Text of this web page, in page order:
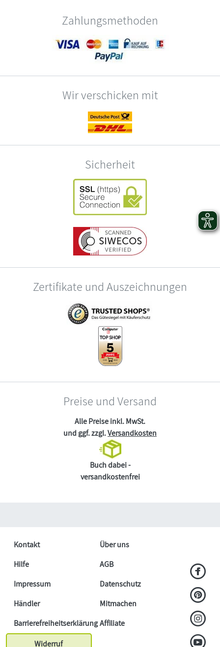
Zahlungsmethoden
Wir verschicken mit
Sicherheit
Zertifikate und Auszeichnungen
Preise und Versand
Alle Preise inkl. MwSt.
und ggf. zzgl.Versandkosten
Buch dabei -
versandkostenfrei
Kontakt
Über uns
Hilfe
AGB
Impressum
Datenschutz
Händler
Mitmachen
BarrierefreiheitserklärungAffiliate
Widerruf